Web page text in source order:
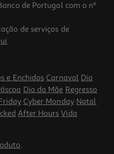
de Portugal com o nº
de serviços de
.
e Enchidos Carnaval Dia
Dia da Mãe Regresso
Cyber Monday Natal
After Hours Vida
.